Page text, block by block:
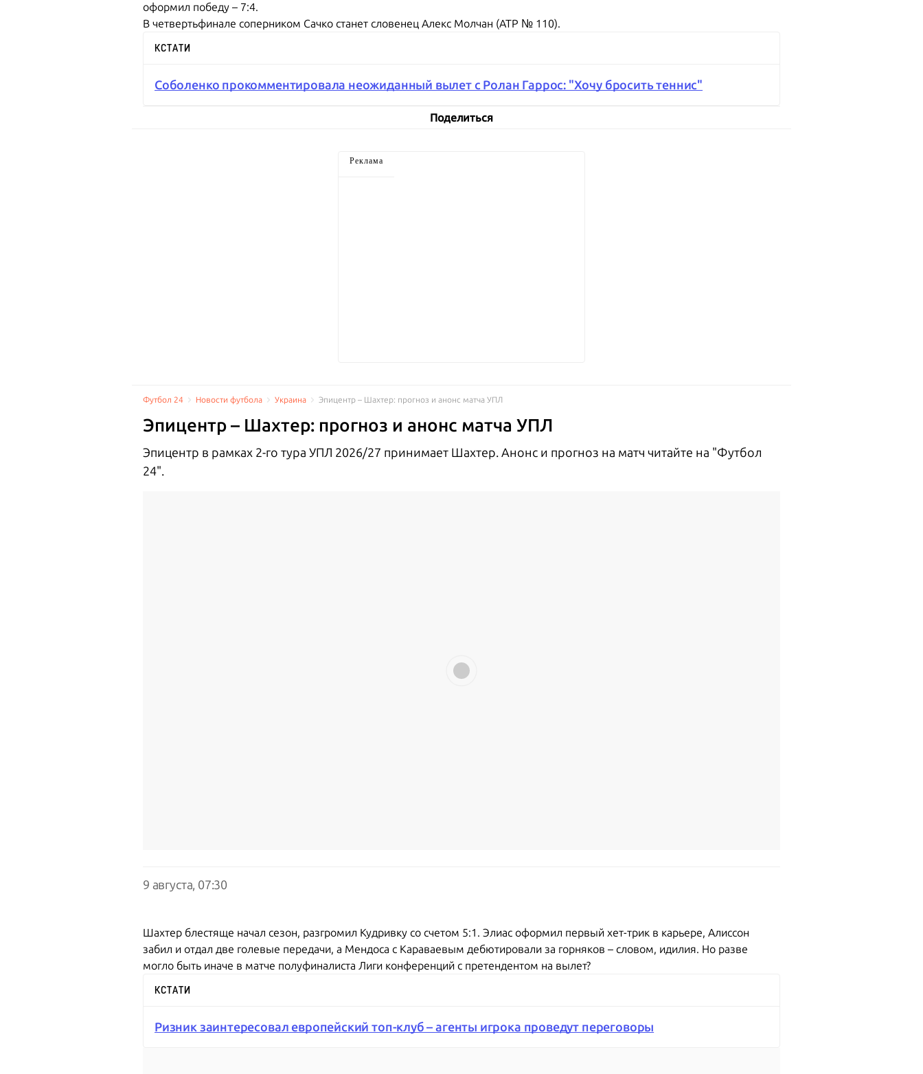
оформил победу – 7:4.
В четвертьфинале соперником Сачко станет словенец Алекс Молчан (ATP № 110).
КСТАТИ
Соболенко прокомментировала неожиданный вылет с Ролан Гаррос: "Хочу бросить теннис"
Поделиться
Реклама